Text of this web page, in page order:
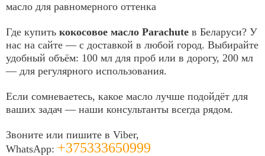
масло для равномерного оттенка
Где купить кокосовое масло Parachute в Беларуси? У
нас на сайте — с доставкой в любой город. Выбирайте
удобный объём: 100 мл для проб или в дорогу, 200 мл
— для регулярного использования.
Если сомневаетесь, какое масло лучше подойдёт для
ваших задач — наши консультанты всегда рядом.
Звоните или пишите в Viber,
WhatsApp: +375333650999